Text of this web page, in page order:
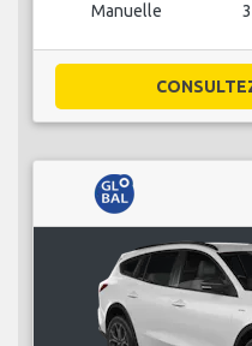
Manuelle